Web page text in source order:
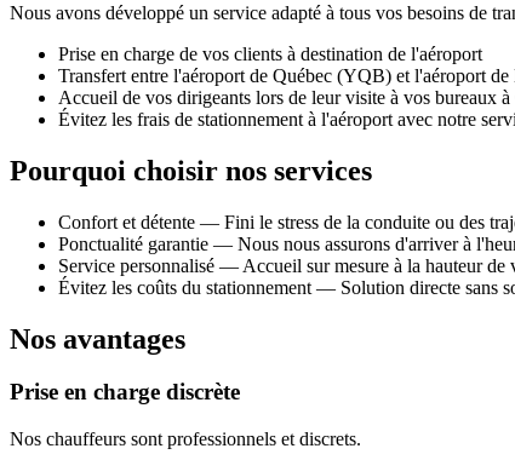
Nous avons développé un service adapté à tous vos besoins de
Prise en charge de vos clients à destination de l'aéroport
Transfert entre l'aéroport de Québec (YQB) et l'aéroport
Accueil de vos dirigeants lors de leur visite à vos bureaux à
Évitez les frais de stationnement à l'aéroport avec notre
Pourquoi choisir nos services
Confort et détente — Fini le stress de la conduite ou des
Ponctualité garantie — Nous nous assurons d'arriver à
Service personnalisé — Accueil sur mesure à la hauteur de
Évitez les coûts du stationnement — Solution directe sans
Nos avantages
Prise en charge discrète
Nos chauffeurs sont professionnels et discrets.